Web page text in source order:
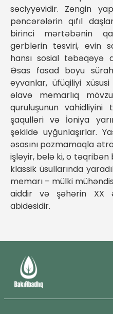
səciyyəvidir. Zəngin
pəncərələrin qıfıl
birinci mərtəbənin
gerblərin təsviri, evin
hansı sosial təbəqəyə
Əsas fasad boyu
eyvanlar, üfüqiliyi
əlavə memarlıq
quruluşunun vahidliyini
şaqulləri və İoniya
şəkildə uyğunlaşırlar.
əsasını pozmamaqla
işləyir, belə ki, o
klassik üsullarında
memarı – mülki
aiddir və şəhərin XX
abidəsidir.